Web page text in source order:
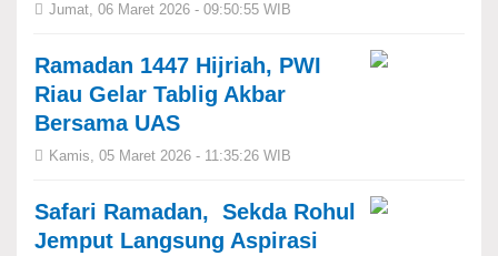
Jumat, 06 Maret 2026 - 09:50:55 WIB
Ramadan 1447 Hijriah, PWI
Riau Gelar Tablig Akbar
Bersama UAS
Kamis, 05 Maret 2026 - 11:35:26 WIB
Safari Ramadan, Sekda Rohul
Jemput Langsung Aspirasi